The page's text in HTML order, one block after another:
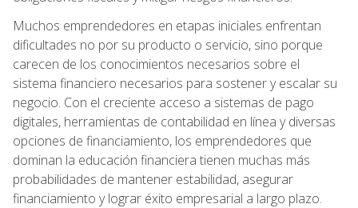
Muchos emprendedores en etapas iniciales enfrentan
dificultades no por su producto o servicio, sino porque
carecen de los conocimientos necesarios sobre el
sistema financiero necesarios para sostener y escalar su
negocio. Con el creciente acceso a sistemas de pago
digitales, herramientas de contabilidad en línea y diversas
opciones de financiamiento, los emprendedores que
dominan la educación financiera tienen muchas más
probabilidades de mantener estabilidad, asegurar
financiamiento y lograr éxito empresarial a largo plazo.